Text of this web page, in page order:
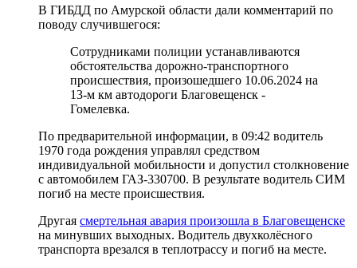
В ГИБДД по Амурской области дали комментарий по
поводу случившегося:
Сотрудниками полиции устанавливаются
обстоятельства дорожно-транспортного
происшествия, произошедшего 10.06.2024 на
13-м км автодороги Благовещенск -
Гомелевка.
По предварительной информации, в 09:42 водитель
1970 года рождения управлял средством
индивидуальной мобильности и допустил столкновение
с автомобилем ГАЗ-330700. В результате водитель СИМ
погиб на месте происшествия.
Другая смертельная авария произошла в Благовещенске
на минувших выходных. Водитель двухколёсного
транспорта врезался в теплотрассу и погиб на месте.